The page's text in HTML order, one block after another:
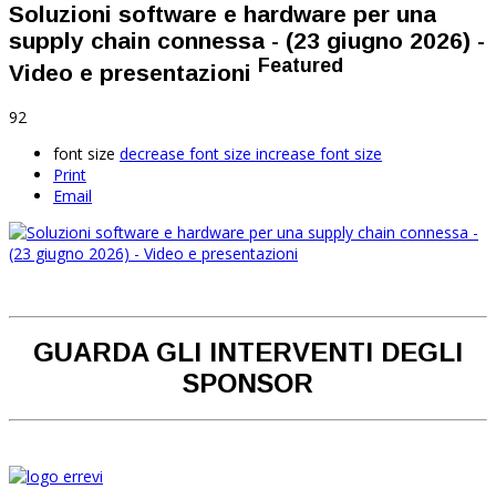
Soluzioni software e hardware per una
supply chain connessa - (23 giugno 2026) -
Video e presentazioni Featured
92
font size decrease font size increase font size
Print
Email
GUARDA GLI INTERVENTI DEGLI
SPONSOR